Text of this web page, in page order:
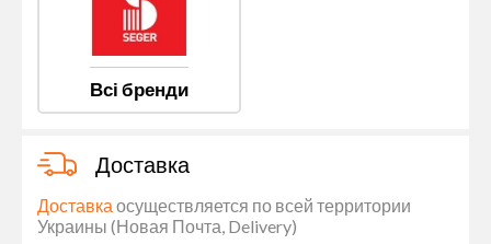
Всі бренди
Доставка
Доставка осуществляется по всей территории
Украины (Новая Почта, Delivery)